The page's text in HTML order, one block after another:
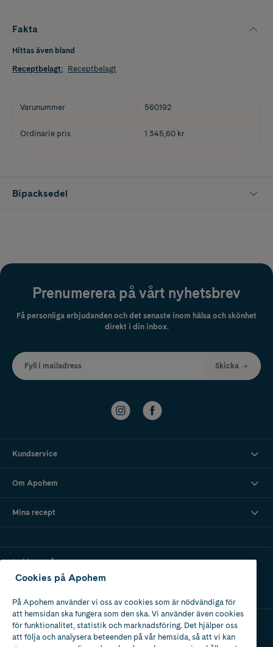
Fakta
Hittas även bland
Receptbelagt: Receptbelagt
Varunummer 560192
Ordinarie pris 1 345,60 kr
Bipacksedel
Prenumerera på vårt nyhetsbrev
Få personliga erbjudanden och det senaste inom hälsa och skönhet
direkt i din inbox.
Fyll i mailadress Skicka
Kundservice
Om Apohem
Mina recept
Ladda ner vår app
Apotek med tillstånd
Cookies på Apohem
På Apohem använder vi oss av cookies som är nödvändiga för
att hemsidan ska fungera som den ska. Vi använder även cookies
för funktionalitet, statistik och marknadsföring. Det hjälper oss
att följa och analysera beteenden på vår hemsida, så att vi kan